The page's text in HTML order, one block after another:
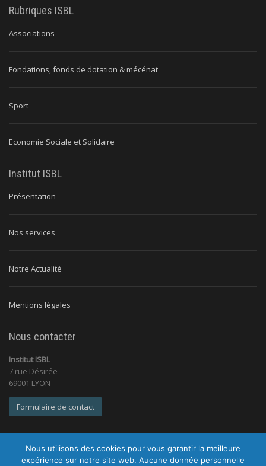
Rubriques ISBL
Associations
Fondations, fonds de dotation & mécénat
Sport
Economie Sociale et Solidaire
Institut ISBL
Présentation
Nos services
Notre Actualité
Mentions légales
Nous contacter
Institut ISBL
7 rue Désirée
69001 LYON
Formulaire de contact
Nous utilisons des cookies pour vous garantir la meilleure
expérience sur notre site web. Aucune donnée personnelle